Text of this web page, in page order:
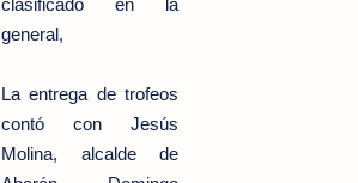
clasificado en la
general,
La entrega de trofeos
contó con Jesús
Molina, alcalde de